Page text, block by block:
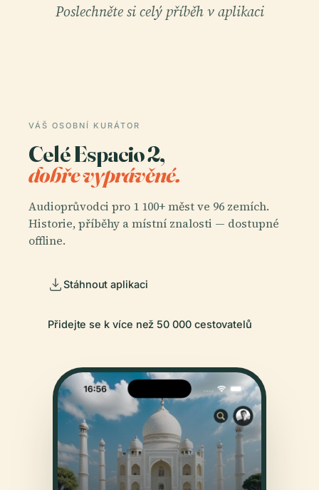
Poslechněte si celý příběh v aplikaci
VÁŠ OSOBNÍ KURÁTOR
Celé Espacio 2,
dobře vyprávěné.
Audioprůvodci pro 1 100+ měst ve 96 zemích.
Historie, příběhy a místní znalosti — dostupné
offline.
Stáhnout aplikaci
Přidejte se k více než 50 000 cestovatelů